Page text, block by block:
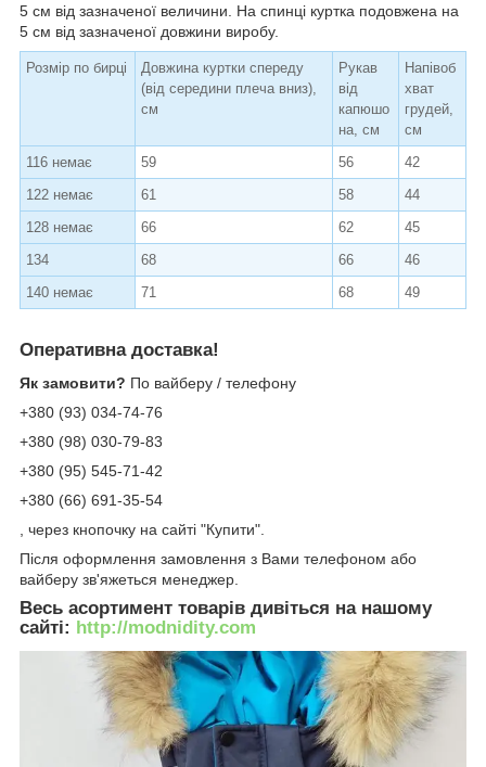
5 см від зазначеної величини. На спинці куртка подовжена на
5 см від зазначеної довжини виробу.
Розмір по бирці
Довжина куртки спереду
(від середини плеча вниз),
см
Рукав
від
капюшо
на, см
Напівоб
хват
грудей,
см
116 немає
59 56
42
122 немає
61 58
44
128 немає
66 62
45
134
68 66
46
140 немає
71 68 49
Оперативна доставка!
Як замовити? По вайберу / телефону
+380 (93) 034-74-76
+380 (98) 030-79-83
+380 (95) 545-71-42
+380 (66) 691-35-54
, через кнопочку на сайті "Купити".
Після оформлення замовлення з Вами телефоном або
вайберу зв'яжеться менеджер.
Весь асортимент товарів дивіться на нашому
сайті: http://modnidity.com